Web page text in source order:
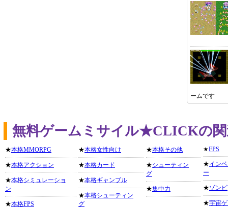
ームです
無料ゲームミサイル★CLICKの
★本格MMORPG
★本格アクション
★本格シミュレーショ
ン
★本格FPS
★本格女性向け
★本格カード
★本格ギャンブル
★本格シューティン
グ
★本格その他
★シューティン
グ
★集中力
★FPS
★イン
ー
★ゾンビ
★宇宙